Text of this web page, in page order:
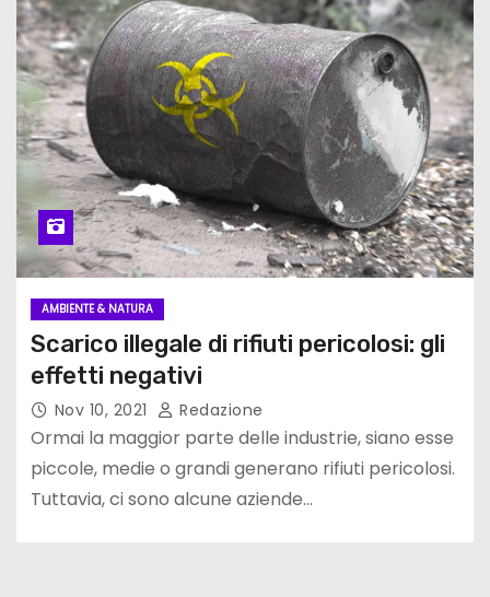
AMBIENTE & NATURA
Scarico illegale di rifiuti pericolosi: gli
effetti negativi
Nov 10, 2021 Redazione
Ormai la maggior parte delle industrie, siano esse
piccole, medie o grandi generano rifiuti pericolosi.
Tuttavia, ci sono alcune aziende…